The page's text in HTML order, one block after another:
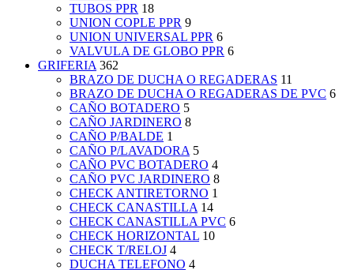
TUBOS PPR 18
UNION COPLE PPR 9
UNION UNIVERSAL PPR 6
VALVULA DE GLOBO PPR 6
GRIFERIA 362
BRAZO DE DUCHA O REGADERAS 11
BRAZO DE DUCHA O REGADERAS DE PVC 6
CAÑO BOTADERO 5
CAÑO JARDINERO 8
CAÑO P/BALDE 1
CAÑO P/LAVADORA 5
CAÑO PVC BOTADERO 4
CAÑO PVC JARDINERO 8
CHECK ANTIRETORNO 1
CHECK CANASTILLA 14
CHECK CANASTILLA PVC 6
CHECK HORIZONTAL 10
CHECK T/RELOJ 4
DUCHA TELEFONO 4